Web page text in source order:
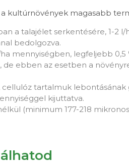
kultúrnövények magasabb
a talajélet serkentésére, 1-
bedolgozva.
ha mennyiségben, legfeljebb
ebben az esetben a
tartalmuk
kijuttatva.
(minimum 177-218